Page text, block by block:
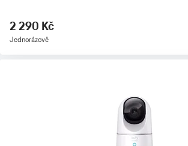
2 290 Kč
Jednorázově